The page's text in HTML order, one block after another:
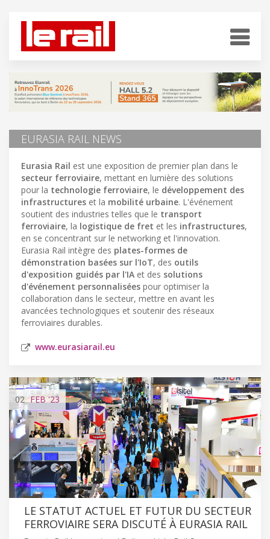
EURASIA RAIL NEWS
Eurasia Rail est une exposition de premier plan dans le
secteur ferroviaire, mettant en lumière des solutions
pour la technologie ferroviaire, le développement des
infrastructures et la mobilité urbaine. L'événement
soutient des industries telles que le transport
ferroviaire, la logistique de fret et les infrastructures,
en se concentrant sur le networking et l'innovation.
Eurasia Rail intègre des plates-formes de
démonstration basées sur l'IoT, des outils
d'exposition guidés par l'IA et des solutions
d'événement personnalisées pour optimiser la
collaboration dans le secteur, mettre en avant les
avancées technologiques et soutenir des réseaux
ferroviaires durables.
www.eurasiarail.eu
02 FEB '23
LE STATUT ACTUEL ET FUTUR DU SECTEUR
FERROVIAIRE SERA DISCUTÉ À EURASIA RAIL